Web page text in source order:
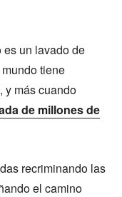
es un lavado de
tiene
y más cuando
de millones de
recriminando las
el camino